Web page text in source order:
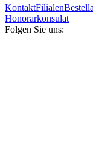
KontaktFilialen
Honorarkonsulat
Folgen Sie uns: